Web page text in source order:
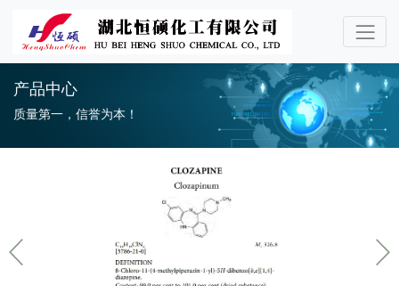
产品中心
质量第一，信誉为本！